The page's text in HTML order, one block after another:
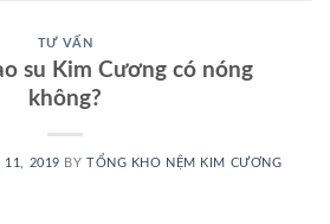
TƯ VẤN
su Kim Cương có nóng
không?
11, 2019 BYTỔNG KHO NỆM KIM CƯƠNG